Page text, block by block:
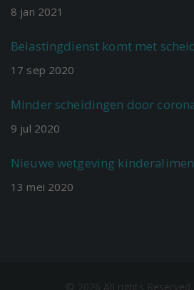
8 jan 2021
Belastingdienst komt met
17 sep 2020
Minder scheidingen door
9 jul 2020
Nieuwe wetgeving
13 mei 2020